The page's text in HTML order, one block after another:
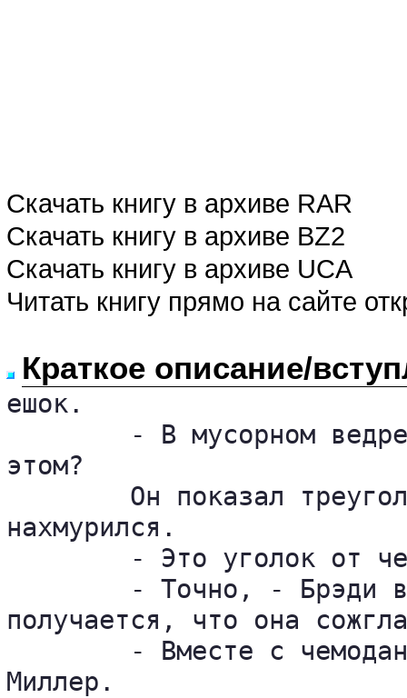
Скачать книгу в архиве RAR
Скачать книгу в архиве BZ2
Скачать книгу в архиве UCA
Читать книгу прямо на сайте
Краткое описание/
ешок.
этом?
нахмурился.
получается, что она
Миллер.